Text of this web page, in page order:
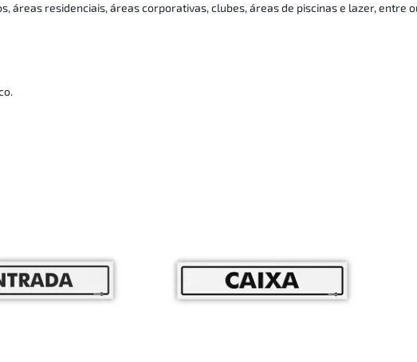
áreas residenciais, áreas corporativas, clubes, áreas de piscinas e lazer, entre